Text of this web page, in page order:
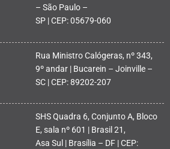
– São Paulo –
SP | CEP: 05679-060
Rua Ministro Calógeras, nº 343,
9º andar | Bucarein – Joinville –
SC | CEP: 89202-207
SHS Quadra 6, Conjunto A, Bloco
E, sala nº 601 | Brasil 21,
Asa Sul | Brasília – DF | CEP: